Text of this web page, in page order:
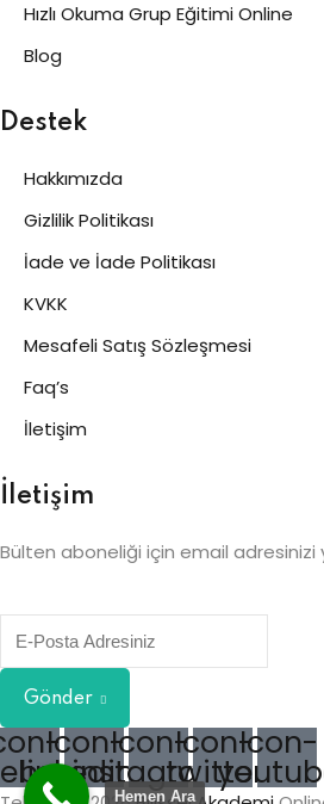
Hızlı Okuma Grup Eğitimi Online
Blog
Destek
Hakkımızda
Gizlilik Politikası
İade ve İade Politikası
KVKK
Mesafeli Satış Sözleşmesi
Faq’s
İletişim
İletişim
Bülten aboneliği için email adresinizi
Gönder
Icon-
linkedin2
Icon-
instagram
Icon-
twitter
Icon-
Hemen Ara